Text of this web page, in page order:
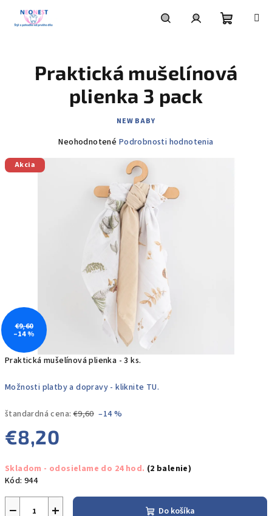
obsah
košík
Praktická mušelínová plienka - 3 ks.
Možnosti platby a dopravy - kliknite TU.
štandardná cena: €9,60 –14 %
€8,20
cena:
Skladom - odosielame do 24 hod. (2 balenie)
Kód: 944
+
− Do košíka
Praktická mušelínová
plienka 3 pack
NEW BABY
Priemerné
hviezdičiek.
Neohodnotené Podrobnosti hodnotenia
Akcia
€9,60
–14 %